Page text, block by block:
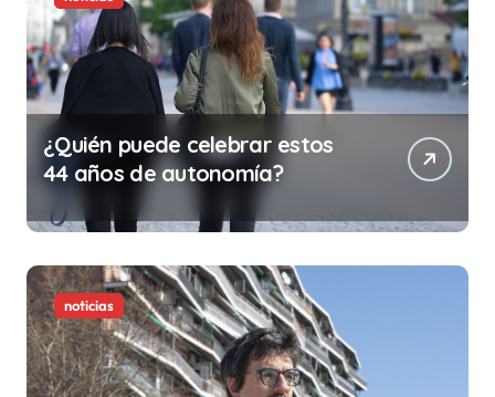
¿Quién puede celebrar estos
44 años de autonomía?
noticias